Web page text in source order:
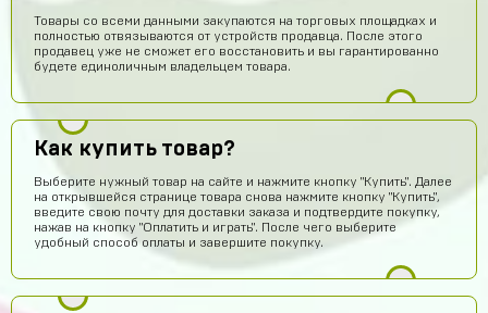
Товары со всеми данными закупаются на торговых площадках и
полностью отвязываются от устройств продавца. После этого
продавец уже не сможет его восстановить и вы гарантированно
будете единоличным владельцем товара.
Как купить товар?
Выберите нужный товар на сайте и нажмите кнопку "Купить". Далее
на открывшейся странице товара снова нажмите кнопку "Купить",
введите свою почту для доставки заказа и подтвердите покупку,
нажав на кнопку "Оплатить и играть". После чего выберите
удобный способ оплаты и завершите покупку.
Владислав Прохоров 14 часов назад
не реально нормальный сайт. купил акк за 300 руб,
пришло логин и пароль, поменял пароль, в акк зашел.
инвентарь прям как на скрине. супер магазин
Макс Шепард
Не обман
kotn37669 13 часов назад
Здравствуйте
12 часов назад
Короче сайт збс